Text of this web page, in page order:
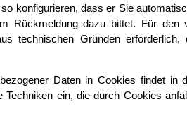
konfigurieren, dass er Sie
Rückmeldung dazu bittet. Für den
technischen Gründen erforderlich,
Daten in Cookies findet in
ein, die durch Cookies